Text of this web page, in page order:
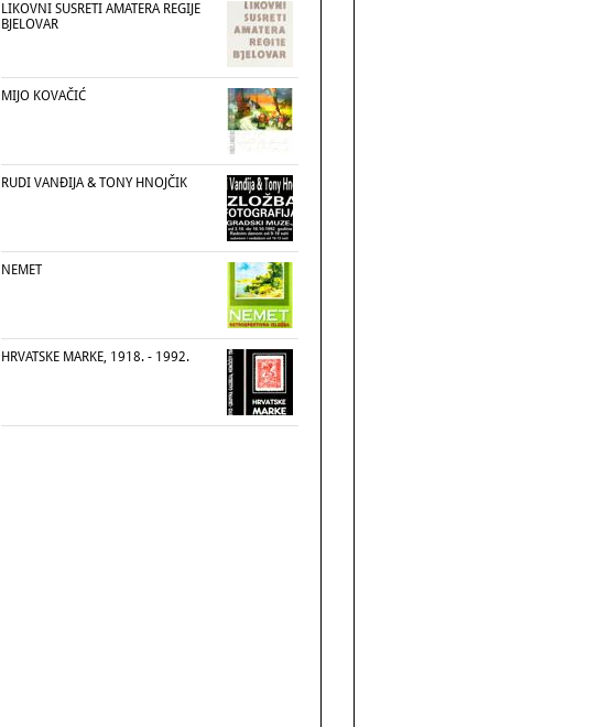
LIKOVNI SUSRETI AMATERA REGIJE
BJELOVAR
MIJO KOVAČIĆ
RUDI VANĐIJA & TONY HNOJČIK
NEMET
HRVATSKE MARKE, 1918. - 1992.